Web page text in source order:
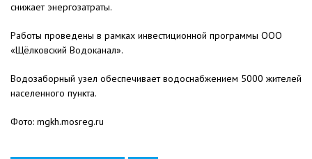
снижает энергозатраты.
Работы проведены в рамках инвестиционной программы ООО
«Щёлковский Водоканал».
Водозаборный узел обеспечивает водоснабжением 5000 жителей
населенного пункта.
Фото: mgkh.mosreg.ru